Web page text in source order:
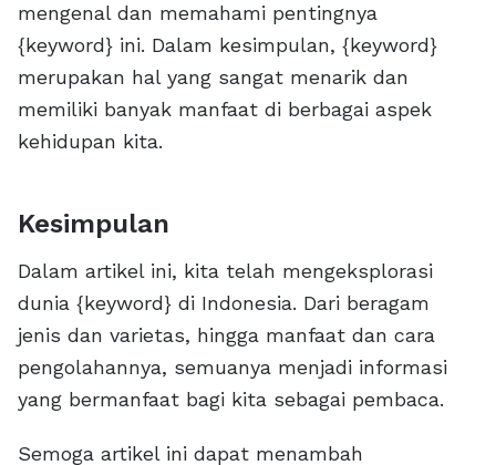
mengenal dan memahami pentingnya
{keyword} ini. Dalam kesimpulan, {keyword}
merupakan hal yang sangat menarik dan
memiliki banyak manfaat di berbagai aspek
kehidupan kita.
Kesimpulan
Dalam artikel ini, kita telah mengeksplorasi
dunia {keyword} di Indonesia. Dari beragam
jenis dan varietas, hingga manfaat dan cara
pengolahannya, semuanya menjadi informasi
yang bermanfaat bagi kita sebagai pembaca.
Semoga artikel ini dapat menambah